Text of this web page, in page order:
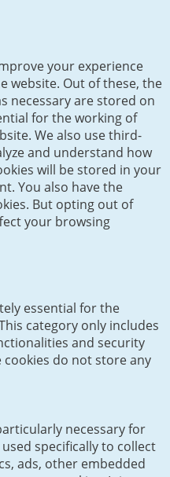
your experience
website. Out of these, the
necessary are stored on
for the working of
We also use third-
and understand how
will be stored in your
You also have the
But opting out of
your browsing
essential for the
category only includes
and security
cookies do not store any
necessary for
specifically to collect
ads, other embedded